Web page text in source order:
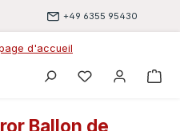
+49 6355 95430
Vous avez 0
Ballon de